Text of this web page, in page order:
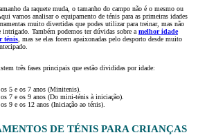
da raquete muda, o tamanho do campo não é o mesmo ou
vamos analisar o equipamento de ténis para as primeiras idades
muito divertidas que podes utilizar para treinar, mas não
intrigado. Também podemos ter dúvidas sobre a melhor idade
ténis , mas se elas forem apaixonadas pelo desporto desde muito
três fases principais que estão divididas por idade:
os 5 e os 7 anos (Minitenis).
os 7 e os 9 anos (Do mini-ténis à iniciação).
9 e os 12 anos (Iniciação ao ténis).
DE TÉNIS PARA CRIANÇAS